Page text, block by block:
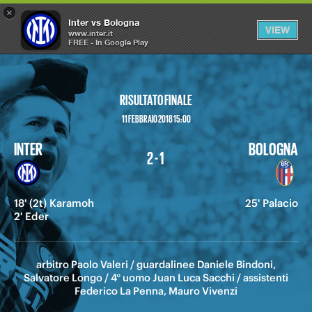
×
Inter vs Bologna
www.inter.it
FREE - In Google Play
VIEW
OPEN
MENU
RISULTATO FINALE
11 FEBBRAIO 2018 15:00
INTER
18' (2t) Karamoh
2' Eder
2 - 1 BOLOGNA
25' Palacio
arbitro Paolo Valeri / guardalinee Daniele Bindoni,
Salvatore Longo / 4° uomo Juan Luca Sacchi / assistenti
Federico La Penna, Mauro Vivenzi